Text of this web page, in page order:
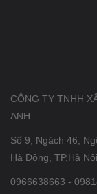
CÔNG TY TNHH
ANH
Số 9, Ngách 46,
Hà Đông, TP.Hà Nội
0966638663 -